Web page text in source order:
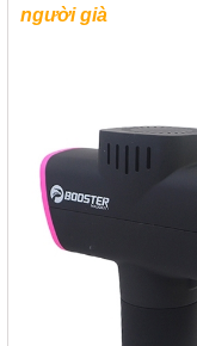
người già